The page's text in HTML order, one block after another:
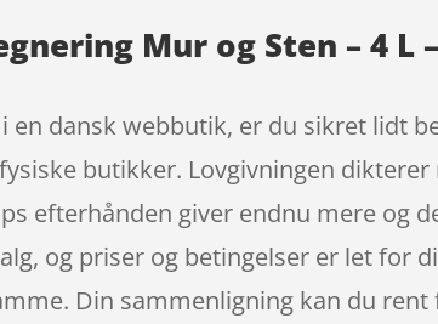
Mur og Sten – 4
en dansk webbutik, er du sikret lidt
butikker. Lovgivningen
efterhånden giver endnu mere og
og priser og betingelser er let for
Din sammenligning kan du